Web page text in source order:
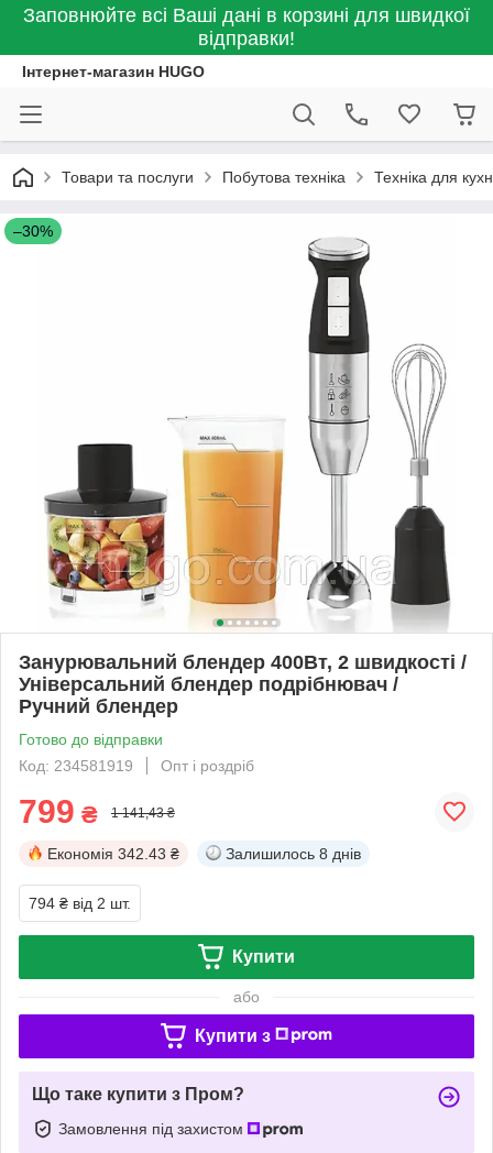
Заповнюйте всі Ваші дані в корзині для швидкої
відправки!
Інтернет-магазин HUGO
Товари та послуги Побутова техніка Техніка для
–30%
Занурювальний блендер 400Вт, 2 швидкості /
Універсальний блендер подрібнювач /
Ручний блендер
Готово до відправки
Код: 234581919
Опт і роздріб
799 ₴ 1 141,43 ₴
Економія 342.43 ₴ Залишилось 8 днів
794 ₴ від 2 шт.
Купити
або
Купити з
Що таке купити з Пром?
Замовлення під захистом